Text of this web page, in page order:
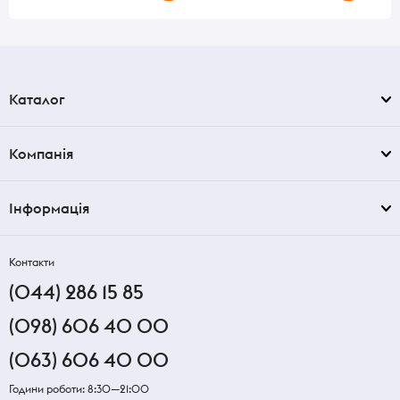
Каталог
Компанія
Інформація
Контакти
(044) 286 15 85
(098) 606 40 00
(063) 606 40 00
Години роботи: 8:30—21:00